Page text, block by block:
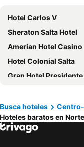
Hotel Carlos V
Sheraton Salta Hotel
Amerian Hotel Casino
Hotel Colonial Salta
Gran Hotel Presidente
Hotel Termal Rio
Hotel Cálido Termal
Guemes Hotel & Spa
Busca hoteles
Hoteles baratos en Norte